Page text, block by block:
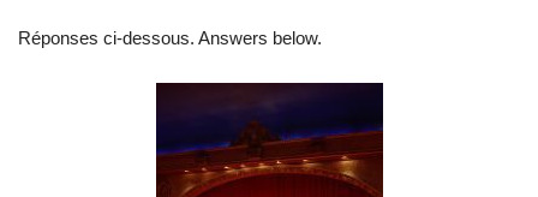
Réponses ci-dessous. Answers below.